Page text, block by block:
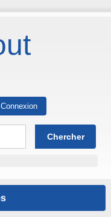
Connexion